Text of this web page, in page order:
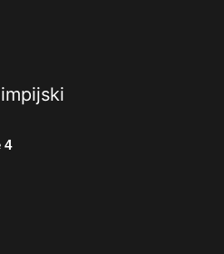
4